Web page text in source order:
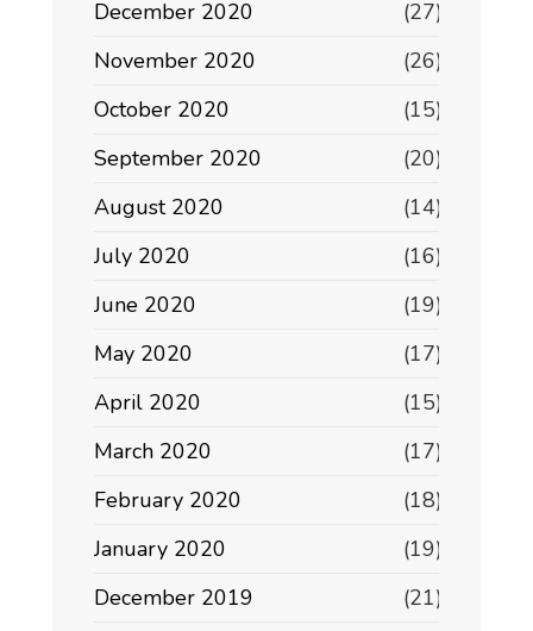
December 2020
(27)
November 2020
(26)
October 2020
(15)
September 2020
(20)
August 2020
(14)
July 2020
(16)
June 2020
(19)
May 2020
(17)
April 2020
(15)
March 2020
(17)
February 2020
(18)
January 2020
(19)
December 2019
(21)